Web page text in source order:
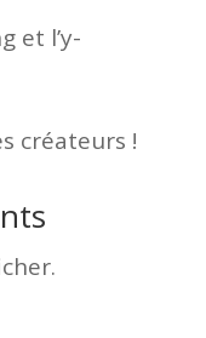
et l’y-
créateurs !